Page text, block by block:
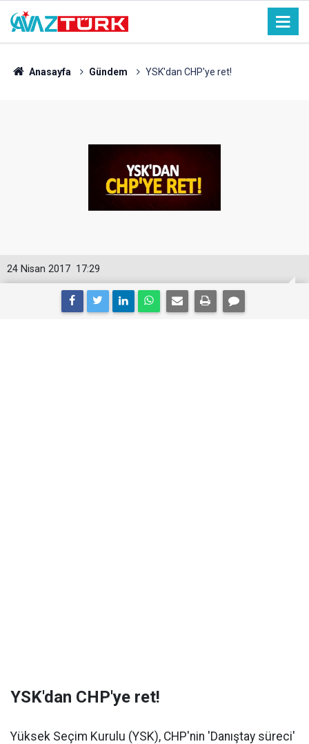
Anasayfa Gündem YSK'dan CHP'ye ret!
17:29
24 Nisan 2017
YSK'dan CHP'ye ret!
Yüksek Seçim Kurulu (YSK), CHP'nin 'Danıştay süreci'